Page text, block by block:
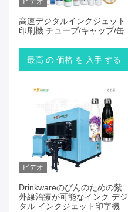
高速デジタルインクジェット
印刷機 チューブ/キャップ/缶
最高 の 価格 を 入手 する
ビデオ
Drinkwareのびんのための紫
外線治療が可能なインク デジ
タル インクジェット印字機